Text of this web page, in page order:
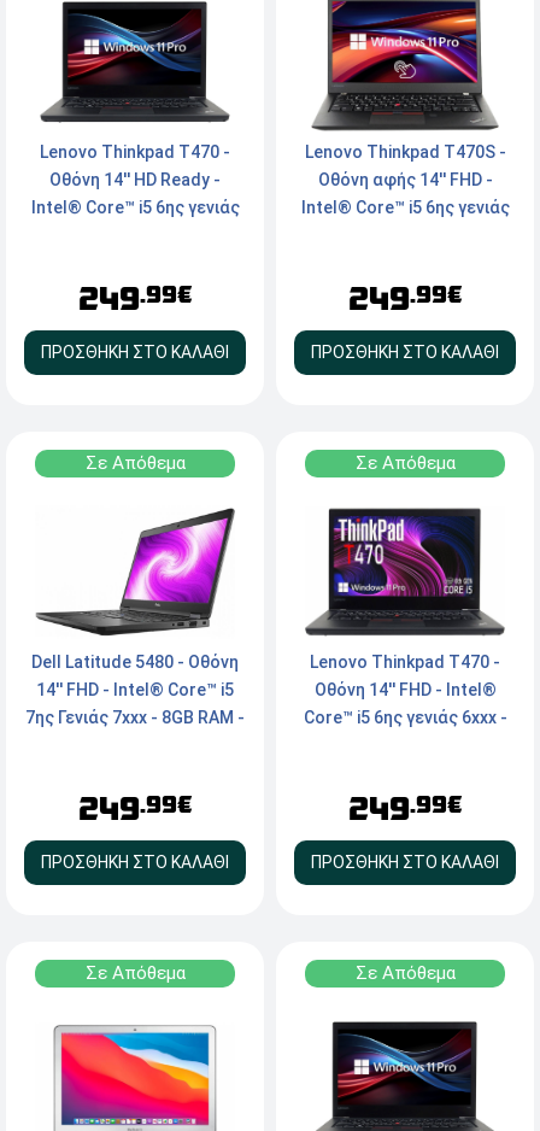
Lenovo Thinkpad T470 -
Οθόνη 14'' HD Ready -
Intel® Core™ i5 6ης γενιάς
HDMI, Type-C - Windows 11
249.99€
ΠΡΟΣΘΗΚΗ ΣΤΟ ΚΑΛΑΘΙ
Lenovo Thinkpad T470S -
Οθόνη αφής 14'' FHD -
Intel® Core™ i5 6ης γενιάς
HDMI, Type-C - Windows 11
249.99€
ΠΡΟΣΘΗΚΗ ΣΤΟ ΚΑΛΑΘΙ
Σε Απόθεμα
Dell Latitude 5480 - Οθόνη
14'' FHD - Intel® Core™ i5
7ης Γενιάς 7xxx - 8GB RAM -
Windows 11 Pro
249.99€
ΠΡΟΣΘΗΚΗ ΣΤΟ ΚΑΛΑΘΙ
Σε Απόθεμα
Lenovo Thinkpad T470 -
Οθόνη 14'' FHD - Intel®
Core™ i5 6ης γενιάς 6xxx -
Windows 11 Pro
249.99€
ΠΡΟΣΘΗΚΗ ΣΤΟ ΚΑΛΑΘΙ
Σε Απόθεμα Σε Απόθεμα